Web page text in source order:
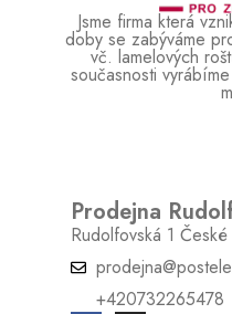
MATERIÁL:
VHODNÉ PRO PEVNÝ
PROSTOR:
PÍSTOVÉ VYKLÁPĚNÍ:
Jsme firma která
doby se zabýváme
vč. lamelových
současnosti
Prodejna
Rudolfovská 1
+420732265478